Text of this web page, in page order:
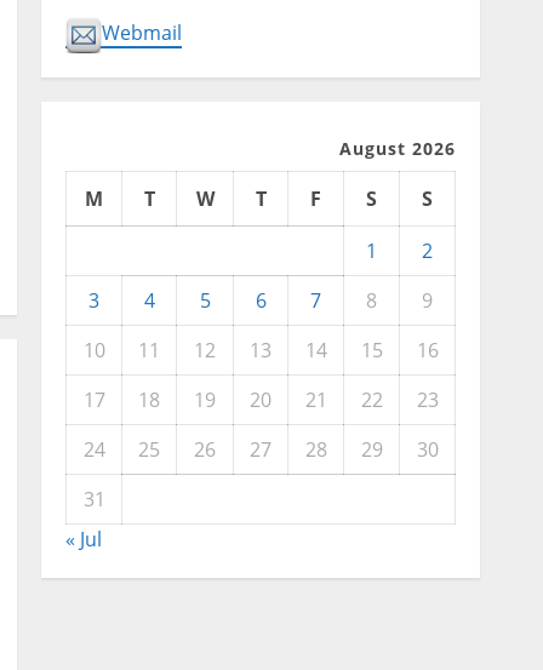
Webmail
August 2026
M T W T F S
S
1
2
3
4 5 6 7 8
9
10
11 12 13 14 15
16
17
18 19 20 21 22
23
24
25 26 27 28 29
30
31
« Jul